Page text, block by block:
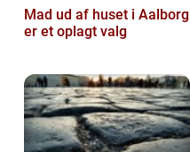
Mad ud af huset i Aalborg
er et oplagt valg